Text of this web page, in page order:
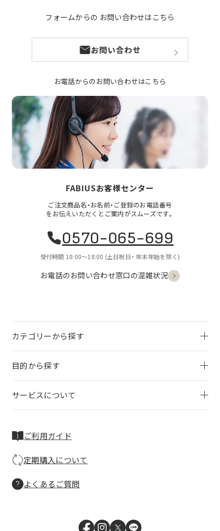
フォームからの お問い合わせはこちら
お問い合わせ
お電話からのお問い合わせはこちら
FABIUSお客様センター
ご注文商品名・お名前・ご登録のお電話番号
をお伝えいただくとご案内がスムーズです。
0570-065-699
受付時間 10:00〜18:00 (土日祝日・ 年末年始を除く)
お電話のお問い合わせ窓口の混雑状況
カテゴリーから探す
目的から探す
サービスについて
ご利用ガイド
定期購入について
よくあるご質問